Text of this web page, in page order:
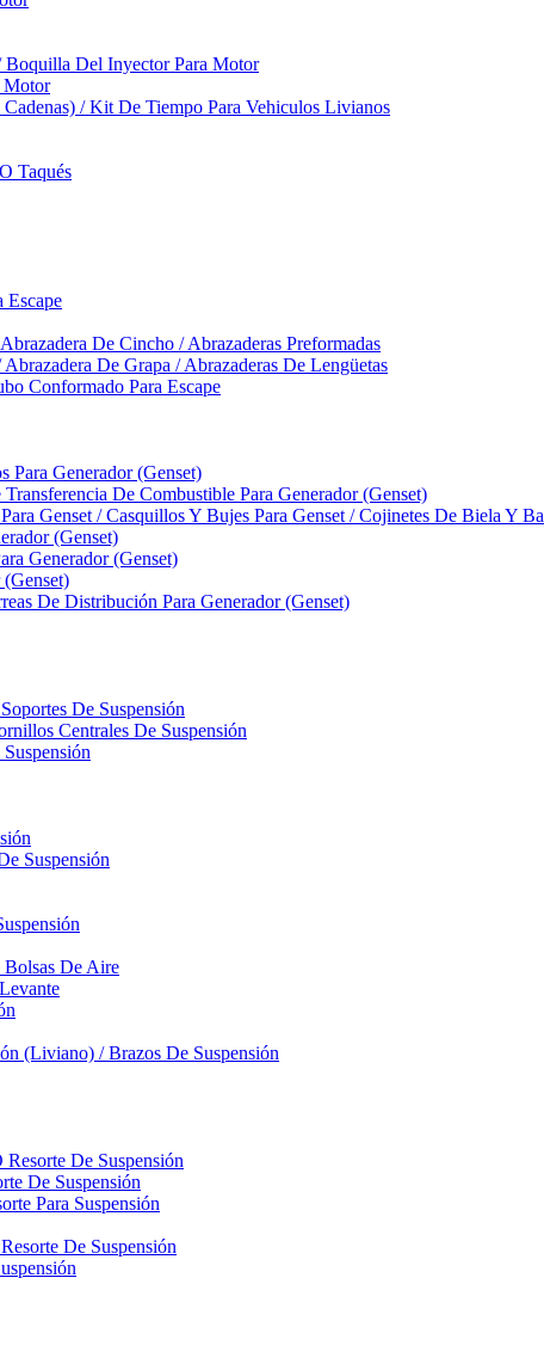
Boquilla Del Inyector Para Motor
Motor
/ Kit De Tiempo Para Vehiculos Livianos
Taqués
Escape
De Cincho / Abrazaderas Preformadas
De Grapa / Abrazaderas De Lengüetas
Conformado Para Escape
Para Generador (Genset)
De Combustible Para Generador (Genset)
Genset / Casquillos Y Bujes Para Genset / Cojinetes De Biela Y
(Genset)
Generador (Genset)
De Distribución Para Generador (Genset)
De Suspensión
Centrales De Suspensión
Suspensión
Bolsas De Aire
(Liviano) / Brazos De Suspensión
Resorte De Suspensión
De Suspensión
Para Suspensión
De Suspensión